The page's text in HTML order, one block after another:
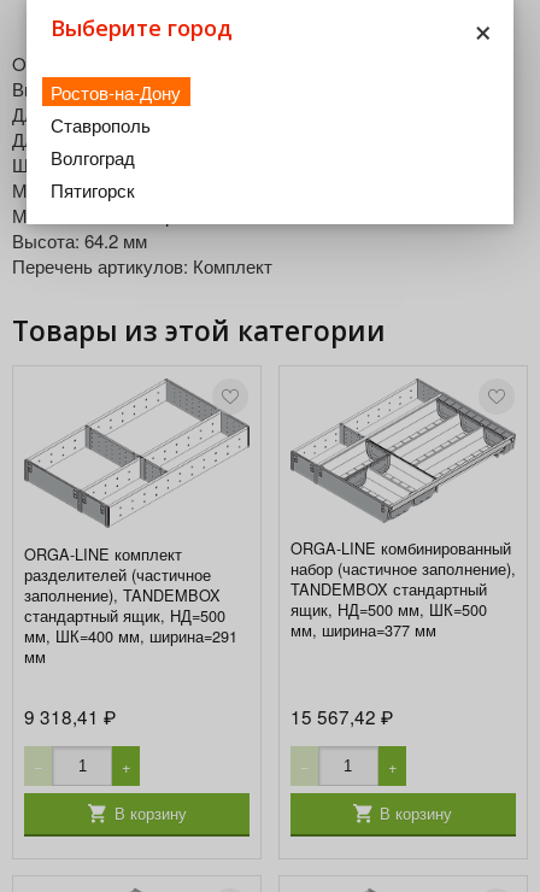
ORGA-LINE Разделители для ящика ZSI.60VEI4
Виды разделителей ящиков: Комплект лотков
Длина: 450 мм
Длина: 424 мм
Ширина корпуса: 600 мм
Минимальная ширина: 515 мм
Максимальная ширина: 524 мм
Высота: 64.2 мм
Перечень артикулов: Комплект
Товары из этой категории
ORGA-LINE комплект
разделителей (частичное
заполнение), TANDEMBOX
стандартный ящик, НД=500
мм, ШК=400 мм, ширина=291
мм
9 318,41₽
− +
В корзину
ORGA-LINE комбинированный
набор (частичное заполнение),
TANDEMBOX стандартный
ящик, НД=500 мм, ШК=500
мм, ширина=377 мм
15 567,42 ₽
− +
В корзину
×
Выберите город
Ростов-на-Дону
Ставрополь
Волгоград
Пятигорск